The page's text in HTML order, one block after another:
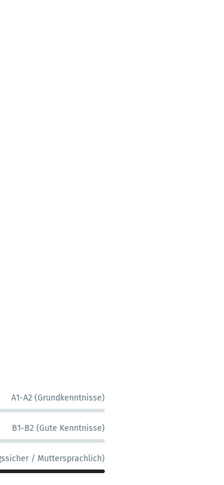
A1-A2 (Grundkenntnisse)
B1-B2 (Gute Kenntnisse)
/ Muttersprachlich)